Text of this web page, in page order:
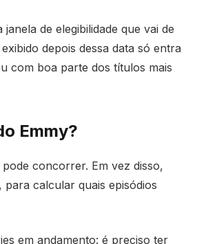
de elegibilidade que vai de
depois dessa data só entra
com boa parte dos títulos mais
Emmy?
concorrer. Em vez disso,
calcular quais episódios
em andamento: é preciso ter